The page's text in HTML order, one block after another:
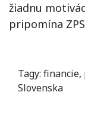
žiadnu
pripomína
Tagy: financie,
Slovenska